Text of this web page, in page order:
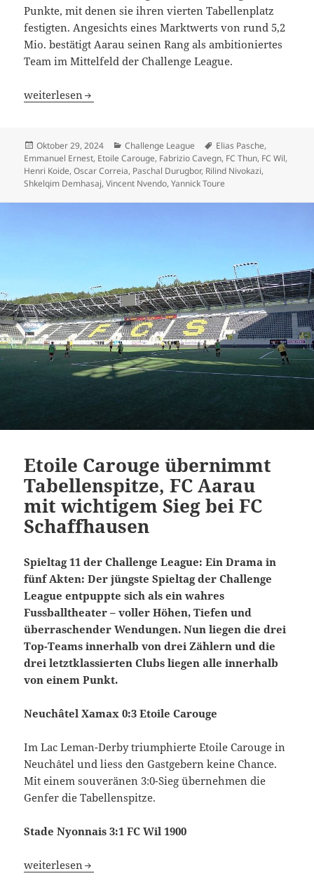
Punkte, mit denen sie ihren vierten Tabellenplatz
festigten. Angesichts eines Marktwerts von rund 5,2
Mio. bestätigt Aarau seinen Rang als ambitioniertes
Team im Mittelfeld der Challenge League.
Mit Etoile Carouge führt das günstigste Team, FC Thun
weiterlesen
Veröffentlicht
am
Oktober 29, 2024 Kategorien
Challenge League Schlagwörter
Elias Pasche,
Emmanuel Ernest, Etoile Carouge, Fabrizio Cavegn, FC Thun, FC Wil,
Henri Koide,Oscar Correia, Paschal Durugbor, Rilind Nivokazi,
Shkelqim Demhasaj,Vincent Nvendo,Yannick Toure
Etoile Carouge übernimmt
Tabellenspitze, FC Aarau
mit wichtigem Sieg bei FC
Schaffhausen
Spieltag 11 der Challenge League: Ein Drama in
fünf Akten: Der jüngste Spieltag der Challenge
League entpuppte sich als ein wahres
Fussballtheater – voller Höhen, Tiefen und
überraschender Wendungen. Nun liegen die drei
Top-Teams innerhalb von drei Zählern und die
drei letztklassierten Clubs liegen alle innerhalb
von einem Punkt.
Neuchâtel Xamax 0:3 Etoile Carouge
Im Lac Leman-Derby triumphierte Etoile Carouge in
Neuchâtel und liess den Gastgebern keine Chance.
Mit einem souveränen 3:0-Sieg übernehmen die
Genfer die Tabellenspitze.
Stade Nyonnais 3:1 FC Wil 1900
Etoile Carouge übernimmt Tabellenspitze, FC Aarau mit
weiterlesen